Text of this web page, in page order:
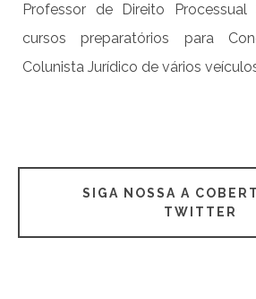
Professor de Direito
cursos preparatórios para
Colunista Jurídico de vários
SIGA NOSSA A
TWITTER